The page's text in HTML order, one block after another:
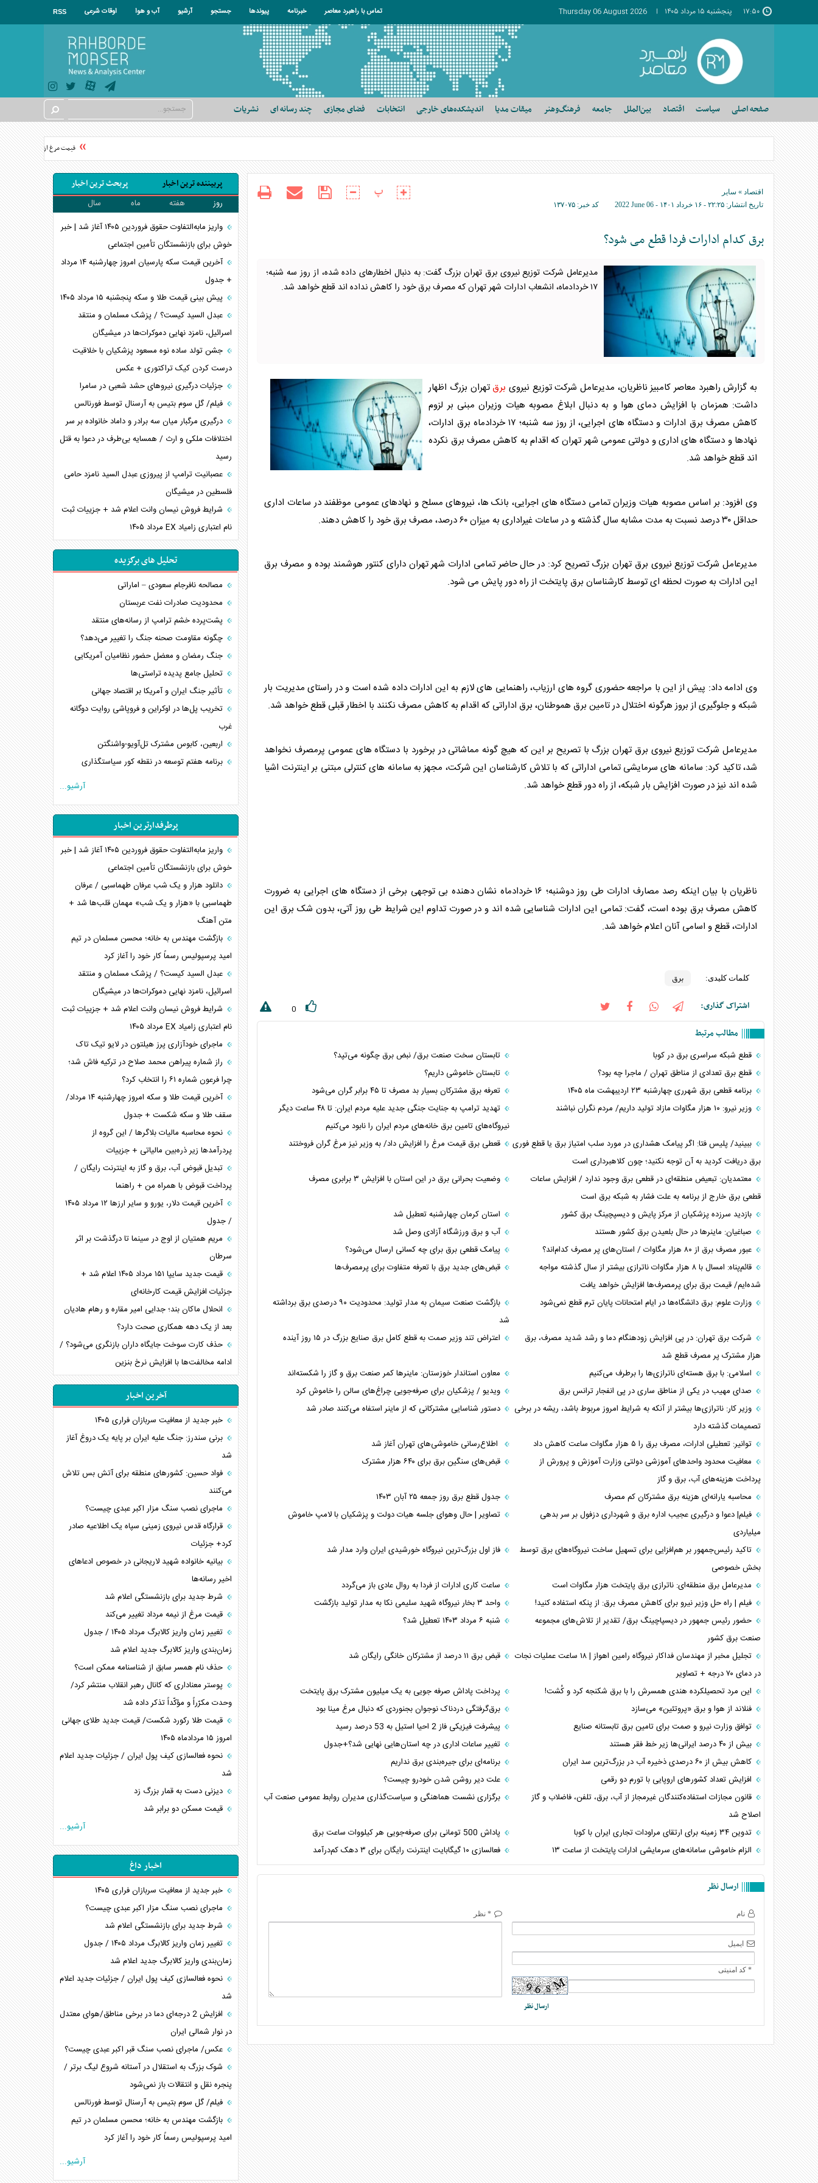
۱۷:۵۰ پنجشنبه ۱۵ مرداد ۱۴۰۵ Thursday 06 August 2026 تماس با راهبرد معاصر خبرنامه پیوندها جستجو آرشیو آب و هوا اوقات شرعی RSS
صفحه اصلی سیاست اقتصاد بین‌الملل جامعه فرهنگ‌وهنر میقات مدیا اندیشکده‌های خارجی انتخابات فضای مجازی چند رسانه ای نشریات
قیمت مرغ از نیمه مرداد تغییر
اقتصاد » سایر
تاریخ انتشار: ۲۲:۲۵ - ۱۶ خرداد ۱۴۰۱ - 2022 June 06 کد خبر: ۱۳۷۰۷۵
پ
برق کدام ادارات فردا قطع می شود؟
مدیرعامل شرکت توزیع نیروی برق تهران بزرگ گفت: به دنبال اخطارهای داده شده، از روز سه شنبه؛
۱۷ خردادماه، انشعاب ادارات شهر تهران که مصرف برق خود را کاهش نداده اند قطع خواهد شد.
به گزارش راهبرد معاصر کامبیز ناظریان، مدیرعامل شرکت توزیع نیروی برق تهران بزرگ اظهار
داشت: همزمان با افزایش دمای هوا و به دنبال ابلاغ مصوبه هیات وزیران مبنی بر لزوم
کاهش مصرف برق ادارات و دستگاه های اجرایی، از روز سه شنبه؛ ۱۷ خردادماه برق ادارات،
نهادها و دستگاه های اداری و دولتی عمومی شهر تهران که اقدام به کاهش مصرف برق نکرده
اند قطع خواهد شد.
وی افزود: بر اساس مصوبه هیات وزیران تمامی دستگاه های اجرایی، بانک ها، نیروهای مسلح و نهادهای عمومی موظفند در ساعات اداری
حداقل ۳۰ درصد نسبت به مدت مشابه سال گذشته و در ساعات غیراداری به میزان ۶۰ درصد، مصرف
برقخود را کاهش دهند.
مدیرعامل شرکت توزیع نیروی برق تهران بزرگ تصریح کرد: در حال حاضر تمامی ادارات شهر تهران دارای کنتور هوشمند بوده و مصرف برق
این ادارات به صورت لحظه ای توسط کارشناسان برق پایتخت از راه دور پایش می شود.
وی ادامه داد: پیش از این با مراجعه حضوری گروه های ارزیاب، راهنمایی های لازم به این ادارات داده شده است و در راستای مدیریت بار
شبکه و جلوگیری از بروز هرگونه اختلال در تامین برق هموطنان، برق اداراتی که اقدام به کاهش مصرف نکنند با اخطار قبلی قطع خواهد شد.
مدیرعامل شرکت توزیع نیروی برق تهران بزرگ با تصریح بر این که هیچ گونه مماشاتی در برخورد با دستگاه های عمومی پرمصرف نخواهد
شد، تاکید کرد: سامانه های سرمایشی تمامی اداراتی که با تلاش کارشناسان این شرکت، مجهز به سامانه های کنترلی مبتنی بر اینترنت اشیا
شده اند نیز در صورت افزایش بار شبکه، از راه دور قطع خواهد شد.
ناظریان با بیان اینکه رصد مصارف ادارات طی روز دوشنبه؛ ۱۶ خردادماه نشان دهنده بی توجهی برخی از دستگاه های اجرایی به ضرورت
کاهش مصرف برق بوده است، گفت: تمامی این ادارات شناسایی شده اند و در صورت تداوم این شرایط طی روز آتی، بدون شک برق این
ادارات، قطع و اسامی آنان اعلام خواهد شد.
کلمات کلیدی: برق
اشتراک گذاری: 0
مطالب مرتبط
قطع شبکه سراسری برق در کوبا
تابستان سخت صنعت برق/ نبض برق ‌چگونه می‌تپد؟
قطع برق تعدادی از مناطق تهران / ماجرا چه بود؟
تابستان خاموشی داریم؟
برنامه قطعی برق شهرری چهارشنبه ۲۳ اردیبهشت ماه ۱۴۰۵
تعرفه برق مشترکان بسیار بد مصرف تا ۴۵ برابر گران می‌شود
وزیر نیرو: ۱۰ هزار مگاوات مازاد تولید داریم/ مردم نگران نباشند
تهدید ترامپ به جنایت جنگی جدید علیه مردم ایران: تا ۴۸ ساعت دیگر
نیروگاه‌های تامین برق خانه‌های مردم ایران را نابود می‌کنیم
ببینید/ پلیس فتا: اگر پیامک هشداری در مورد سلب امتیاز برق یا قطع فوری
برق دریافت کردید به آن توجه نکنید؛ چون کلاهبرداری است
قعطی برق قیمت مرغ را افزایش داد/ به وزیر نیز مرغ گران فروختند
معتمدیان: تبعیض منطقه‌ای در قطعی برق وجود ندارد / افزایش ساعات
قطعی برق خارج از برنامه به علت فشار به شبکه برق است
وضعیت بحرانی برق در این استان با افزایش ۳ برابری مصرف
بازدید سرزده پزشکیان از مرکز پایش و دیسپچینگ برق کشور
استان کرمان چهارشنبه تعطیل شد
صباغیان: ماینر‌ها در حال بلعیدن برق کشور هستند
آب و برق ورزشگاه آزادی وصل شد
عبور مصرف برق از ۸۰ هزار مگاوات / استان‌های پر مصرف کدام‌اند؟
پیامک قطعی برق برای چه کسانی ارسال می‌شود؟
قائم‌پناه: امسال با ۸ هزار مگاوات ناترازی بیشتر از سال گذشته مواجه
شده‌ایم/ قیمت برق برای پرمصرف‌ها افزایش خواهد یافت
قبض‌های جدید برق با تعرفه متفاوت برای پرمصرف‌ها
وزارت علوم: برق دانشگاه‌ها در ایام امتحانات پایان ترم قطع نمی‌شود
بازگشت صنعت سیمان به مدار تولید: محدودیت ۹۰ درصدی برق برداشته
شد
شرکت برق تهران: در پی افزایش زودهنگام دما و رشد شدید مصرف، برق
هزار مشترک پر مصرف قطع شد
اعتراض تند وزیر صمت به قطع کامل برق صنایع بزرگ در ۱۵ روز آینده
اسلامی: با برق هسته‌ای ناترازی‌ها را برطرف می‌کنیم
معاون استاندار خوزستان: ماینر‌ها کمر صنعت برق و گاز را شکسته‌اند
صدای مهیب در یکی از مناطق ساری در پی انفجار ترانس برق
ویدیو / پزشکیان برای صرفه‌جویی چراغ‌های سالن را خاموش کرد
وزیر کار: ناترازی‌ها بیشتر از آنکه به شرایط امروز مربوط باشد، ریشه در برخی
تصمیمات گذشته دارد
دستور شناسایی مشترکانی که از ماینر استفاه می‌کنند صادر شد
توانیر: تعطیلی ادارات، مصرف برق را ۵ هزار مگاوات ساعت کاهش داد
اطلاع‌رسانی خاموشی‌های تهران آغاز شد
معافیت محدود واحدهای آموزشی دولتی وزارت آموزش و پرورش از
پرداخت هزینه‌های آب، برق و گاز
قبض‌های سنگین برق برای ۶۴۰ هزار مشترک
محاسبه یارانه‌ای هزینه برق مشترکان کم مصرف
جدول قطع برق روز جمعه ۲۵ آبان ۱۴۰۳
فیلم| دعوا و درگیری عجیب اداره برق و شهرداری دزفول بر سر بدهی
میلیاردی
تصاویر | حال وهوای جلسه هیات دولت و پزشکیان با لامپ خاموش
تاکید رئیس‌جمهور بر هم‌افزایی برای تسهیل ساخت نیروگاه‌های برق توسط
بخش خصوصی
فاز اول بزرگ‌ترین نیروگاه خورشیدی ایران وارد مدار شد
مدیرعامل برق منطقه‌ای: ناترازی برق پایتخت هزار مگاوات است
ساعت کاری ادارات از فردا به روال عادی باز می‌گردد
فیلم | راه حل وزیر نیرو برای کاهش مصرف برق: از پنکه استفاده کنید!
واحد ۳ بخار نیروگاه شهید سلیمی نکا به مدار تولید بازگشت
حضور رئیس جمهور در دیسپاچینگ برق/ تقدیر از تلاش‌های مجموعه
صنعت برق کشور
شنبه ۶ مرداد ۱۴۰۳ تعطیل شد؟
تجلیل مخبر از مهندسان فداکار نیروگاه رامین اهواز | ۱۸ ساعت عملیات نجات
در دمای ۷۰ درجه + تصاویر
قبض برق ١١ درصد از مشترکان خانگی رایگان شد
این مرد تحصیلکرده هندی همسرش را با برق شکنجه کرد و کُشت!
پرداخت پاداش صرفه جویی به یک میلیون مشترک برق پایتخت
فنلاند از هوا و برق «پروتئین» می‌سازد
برق‌گرفتگی دردناک نوجوان بجنوردی که دنبال مرغ مینا بود
توافق وزارت نیرو و صمت برای تامین برق تابستانه صنایع
پیشرفت فیزیکی فاز 2 احیا استیل به 53 درصد رسید
بیش از ۴۰ درصد ایرانی‌ها زیر خط فقر هستند
تغییر ساعات اداری در چه استان‌هایی نهایی شد؟+جدول
کاهش بیش از ۶۰ درصدی ذخیره آب در بزرگ‌ترین سد ایران
برنامه‌ای برای جیره‌بندی برق نداریم
افزایش تعداد کشورهای اروپایی با تورم دو رقمی
علت دیر روشن شدن خودرو چیست؟
قانون مجازات استفاده‌کنندگان غیرمجاز از آب، برق، تلفن، فاضلاب و گاز
اصلاح شد
برگزاری نشست هماهنگی و سیاست‌گذاری مدیران روابط عمومی صنعت آب
تدوین ۳۴ زمینه برای ارتقای مراودات تجاری ایران با کوبا
پاداش 500 تومانی برای صرفه‌جویی هر کیلووات ساعت برق
الزام خاموشی سامانه‌های سرمایشی ادارات پایتخت از ساعت ۱۳
فعالسازی ۱۰ گیگابایت اینترنت رایگان برای ۳ دهک کم‌درآمد
ارسال نظر
نام
ایمیل
* کد امنیتی
* نظر
پربیننده ترین اخبار پربحث ترین اخبار
روز هفته ماه
سال
واریز مابه‌التفاوت حقوق فروردین ۱۴۰۵ آغاز شد | خبر
خوش برای بازنشستگان تأمین اجتماعی
آخرین قیمت سکه پارسیان امروز چهارشنبه ۱۴ مرداد
+ جدول
پیش بینی قیمت طلا و سکه پنجشنبه ۱۵ مرداد ۱۴۰۵
عبدل السید کیست؟ / پزشک مسلمان و منتقد
اسرائیل، نامزد نهایی دموکرات‌ها در میشیگان
جشن تولد ساده نوه مسعود پزشکیان با خلاقیت
درست کردن کیک تراکتوری + عکس
جزئیات درگیری نیرو‌های حشد شعبی در سامرا
فیلم/ گل سوم بتیس به آرسنال توسط فورنالس
درگیری مرگبار میان سه برادر و داماد خانواده بر سر
اختلافات ملکی و ارث / همسایه بی‌طرف در دعوا به قتل
رسید
عصبانیت ترامپ از پیروزی عبدل السید نامزد حامی
فلسطین در میشیگان
شرایط فروش نیسان وانت اعلام شد + جزییات ثبت
نام اعتباری زامیاد EX مرداد ۱۴۰۵
تحلیل های برگزیده
مصالحه نافرجام سعودی – اماراتی
محدودیت صادرات نفت عربستان
پشت‌پرده خشم ترامپ از رسانه‌های منتقد
چگونه مقاومت صحنه جنگ را تغییر می‌دهد؟
جنگ رمضان و معضل حضور نظامیان آمریکایی
تحلیل جامع پدیده تراستی‌ها
تأثیر جنگ ایران و آمریکا بر اقتصاد جهانی
تخریب پل‌ها در اوکراین و فروپاشی روایت دوگانه
غرب
اربعین، کابوس مشترک تل‌آویو-واشنگتن
برنامه هفتم توسعه در نقطه کور سیاستگذاری
کنوانسیون دریای خزر در راستای منافع ملی است؟
اهمیت راهبردی اردن برای آمریکا
پیام، ظرفیت بالفعل‌نشده تجارت ایران
همسویی عربستان با سنتکام علیه متحدان ایران
ترامپ و توهم خلع سلاح حماس
چرا کویت به دنبال شریک امنیتی جدید است؟
اعتراف غرب به قدرت ایران در تثبیت معادلات
خطای راهبردی ترامپ مقابل برزیل
متن و حاشیه سفر نتانیاهو به آمریکا
آرشیو...
پرطرفدارترین اخبار
واریز مابه‌التفاوت حقوق فروردین ۱۴۰۵ آغاز شد | خبر
خوش برای بازنشستگان تأمین اجتماعی
دانلود هزار و یک شب عرفان طهماسبی / عرفان
طهماسبی با «هزار و یک شب» مهمان قلب‌ها شد +
متن آهنگ
بازگشت مهندس به خانه؛ محسن مسلمان در تیم
امید پرسپولیس رسماً کار خود را آغاز کرد
عبدل السید کیست؟ / پزشک مسلمان و منتقد
اسرائیل، نامزد نهایی دموکرات‌ها در میشیگان
شرایط فروش نیسان وانت اعلام شد + جزییات ثبت
نام اعتباری زامیاد EX مرداد ۱۴۰۵
ماجرای خودآزاری پرز هیلتون در لایو تیک تاک
راز شماره پیراهن محمد صلاح در ترکیه فاش شد؛
چرا فرعون شماره ۶۱ را انتخاب کرد؟
آخرین قیمت طلا و سکه امروز چهارشنبه ۱۴ مرداد/
سقف طلا و سکه شکست + جدول
نحوه محاسبه مالیات بلاگر‌ها / این گروه از
پردرآمد‌ها زیر ذره‌بین مالیاتی + جزییات
تبدیل قبوض آب، برق و گاز به اینترنت رایگان /
پرداخت قبوض با همراه من + راهنما
آخرین قیمت دلار، یورو و سایر ارز‌ها ۱۲ مرداد ۱۴۰۵
/ جدول
مریم همتیان از اوج در سینما تا درگذشت بر اثر
سرطان
قیمت جدید سایپا ۱۵۱ مرداد ۱۴۰۵ اعلام شد +
جزئیات افزایش قیمت کارخانه‌ای
انحلال ماکان بند؛ جدایی امیر مقاره و رهام هادیان
بعد از یک دهه همکاری صحت دارد؟
حذف کارت سوخت جایگاه داران بازنگری می‌شود؟ /
ادامه مخالفت‌ها با افزایش نرخ بنزین
آخرین اخبار
خبر جدید از معافیت سربازان فراری ۱۴۰۵
برنی سندرز: جنگ علیه ایران بر پایه یک دروغ آغاز
شد
فواد حسین: کشورهای منطقه برای آتش بس تلاش
می‌کنند
ماجرای نصب سنگ مزار اکبر عبدی چیست؟
قرارگاه قدس نیروی زمینی سپاه یک اطلاعیه صادر
کرد+ جزئیات
بیانیه خانواده شهید لاریجانی در خصوص ادعاهای
اخیر رسانه‌ها
شرط جدید برای بازنشستگی اعلام شد
قیمت مرغ از نیمه مرداد تغییر می‌کند
تغییر زمان واریز کالابرگ مرداد ۱۴۰۵ / جدول
زمان‌بندی واریز کالابرگ جدید اعلام شد
حذف نام همسر سابق از شناسنامه ممکن است؟
پوستر معناداری که کانال رهبر انقلاب منتشر کرد/
وحدت مکرّراً و مؤکّداً تذکر داده شد
قیمت طلا رکورد شکست/ قیمت جدید طلای جهانی
امروز ۱۵ مردادماه ۱۴۰۵
نحوه فعالسازی کیف پول ایران / جزئیات جدید اعلام
شد
دیزنی دست به قمار بزرگ زد
قیمت مسکن دو برابر شد
آرشیو...
اخبار داغ
خبر جدید از معافیت سربازان فراری ۱۴۰۵
ماجرای نصب سنگ مزار اکبر عبدی چیست؟
شرط جدید برای بازنشستگی اعلام شد
تغییر زمان واریز کالابرگ مرداد ۱۴۰۵ / جدول
زمان‌بندی واریز کالابرگ جدید اعلام شد
نحوه فعالسازی کیف پول ایران / جزئیات جدید اعلام
شد
افزایش 2 درجه‌ای دما در برخی مناطق/هوای معتدل
در نوار شمالی ایران
عکس/ ماجرای نصب سنگ قبر اکبر عبدی چیست؟
شوک بزرگ به استقلال در آستانه شروع لیگ برتر /
پنجره نقل و انتقالات باز نمی‌شود
فیلم/ گل سوم بتیس به آرسنال توسط فورنالس
بازگشت مهندس به خانه؛ محسن مسلمان در تیم
امید پرسپولیس رسماً کار خود را آغاز کرد
آرشیو...